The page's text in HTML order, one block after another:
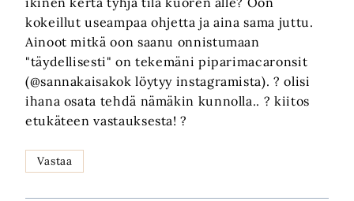
kokeillut useampaa ohjetta ja aina sama juttu.
Ainoot mitkä oon saanu onnistumaan
"täydellisesti" on tekemäni piparimacaronsit
(@sannakaisakok löytyy instagramista). ? olisi
ihana osata tehdä nämäkin kunnolla.. ? kiitos
etukäteen vastauksesta! ?
Vastaa